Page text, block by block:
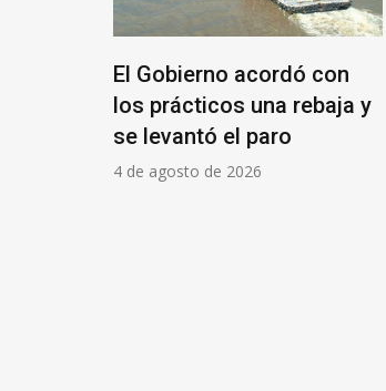
El Gobierno acordó con
los prácticos una rebaja y
se levantó el paro
4 de agosto de 2026